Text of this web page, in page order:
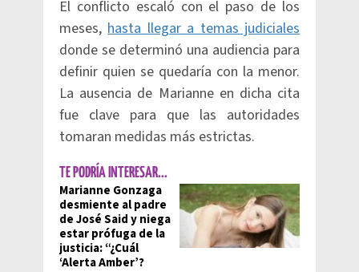
El conflicto escaló con el paso de los
meses,hasta llegar a temas judiciales
donde se determinó una audiencia para
definir quien se quedaría con la menor.
La ausencia de Marianne en dicha cita
fue clave para que las autoridades
tomaran medidas más estrictas.
TE PODRÍA INTERESAR...
Marianne Gonzaga
desmiente al padre
de José Said y niega
estar prófuga de la
justicia: “¿Cuál
‘Alerta Amber’?